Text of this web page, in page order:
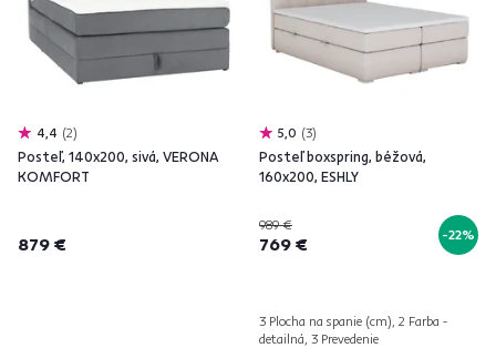
4,4 2
Posteľ, 140x200, sivá, VERONA
KOMFORT
879 €
5,0 3
Posteľ boxspring, béžová,
160x200, ESHLY
989 €
769 € -22%
3 Plocha na spanie (cm), 2 Farba -
detailná, 3 Prevedenie